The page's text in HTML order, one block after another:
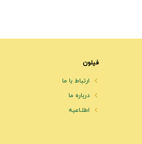
فیلون
ارتباط با ما
درباره ما
اطلـاعیه